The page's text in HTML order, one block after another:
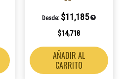
Desde: $11,185
$14,718
AÑADIR AL
CARRITO